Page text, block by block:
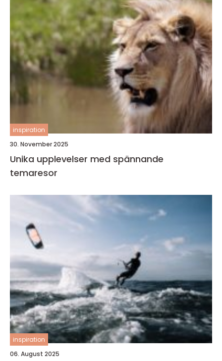
inspiration
30. November 2025
Unika upplevelser med spännande
temaresor
inspiration
06. August 2025